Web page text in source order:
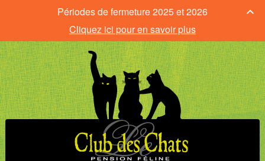
Périodes de fermeture 2025 et 2026
Cliquez ici pour en savoir plus